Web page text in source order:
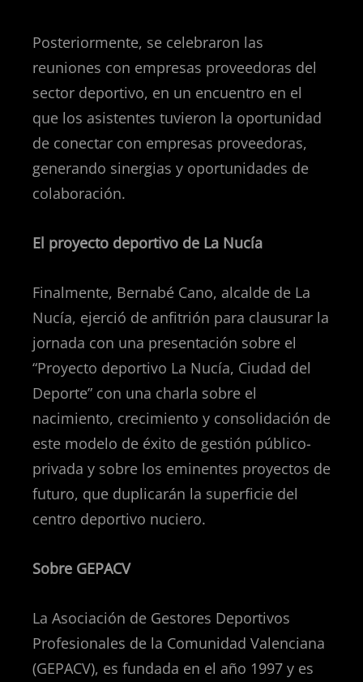
Posteriormente, se celebraron las
reuniones con empresas proveedoras del
sector deportivo, en un encuentro en el
que los asistentes tuvieron la oportunidad
de conectar con empresas proveedoras,
generando sinergias y oportunidades de
colaboración.
El proyecto deportivo de La Nucía
Finalmente, Bernabé Cano, alcalde de La
Nucía, ejerció de anfitrión para clausurar la
jornada con una presentación sobre el
“Proyecto deportivo La Nucía, Ciudad del
Deporte” con una charla sobre el
nacimiento, crecimiento y consolidación de
este modelo de éxito de gestión público-
privada y sobre los eminentes proyectos de
futuro, que duplicarán la superficie del
centro deportivo nuciero.
Sobre GEPACV
La Asociación de Gestores Deportivos
Profesionales de la Comunidad Valenciana
(GEPACV), es fundada en el año 1997 y es